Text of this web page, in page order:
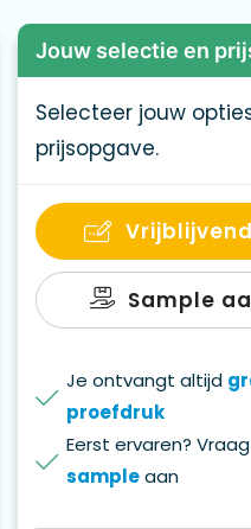
Jouw selectie en
Selecteer jouw
prijsopgave.
Sample
Je ontvangt altijd
proefdruk
Eerst ervaren?
sampleaan